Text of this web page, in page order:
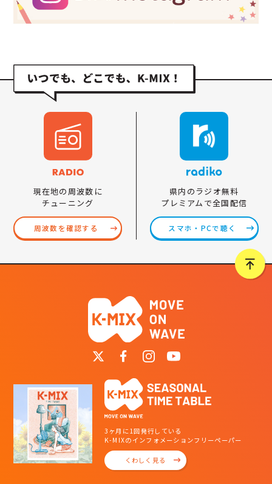
現在地の周波数に
チューニング
周波数を確認する
県内のラジオ無料
プレミアムで全国配信
スマホ・PCで聴く
3ヶ月に1回発行している
K-MIXのインフォメーションフリーペーパー
くわしく見る